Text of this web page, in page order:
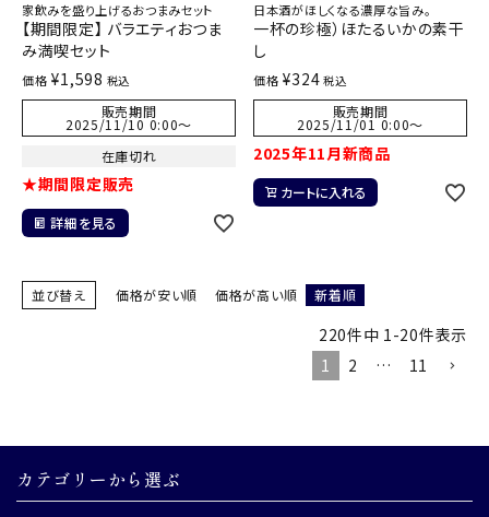
家飲みを盛り上げるおつまみセット
【期間限定】 バラエティおつま
み満喫セット
価格 ¥1,598 税込
販売期間
2025/11/10 0:00〜
在庫切れ
★期間限定販売
詳細を見る
日本酒がほしくなる濃厚な旨み。
一杯の珍極）ほたるいかの素干
し
価格 ¥324 税込
販売期間
2025/11/01 0:00〜
2025年11月新商品
カートに入れる
並び替え 価格が安い順 価格が高い順 新着順
220件中 1-20件表示
1
2 … 11
カテゴリーから選ぶ